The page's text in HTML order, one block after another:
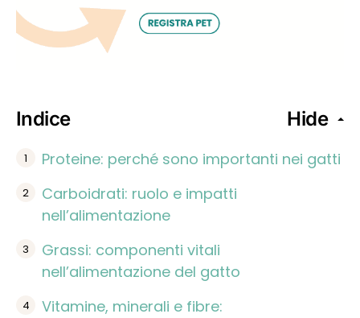
Indice Hide
Proteine: perché sono importanti nei gatti
Carboidrati: ruolo e impatti
nell’alimentazione
Grassi: componenti vitali
nell’alimentazione del gatto
Vitamine, minerali e fibre: